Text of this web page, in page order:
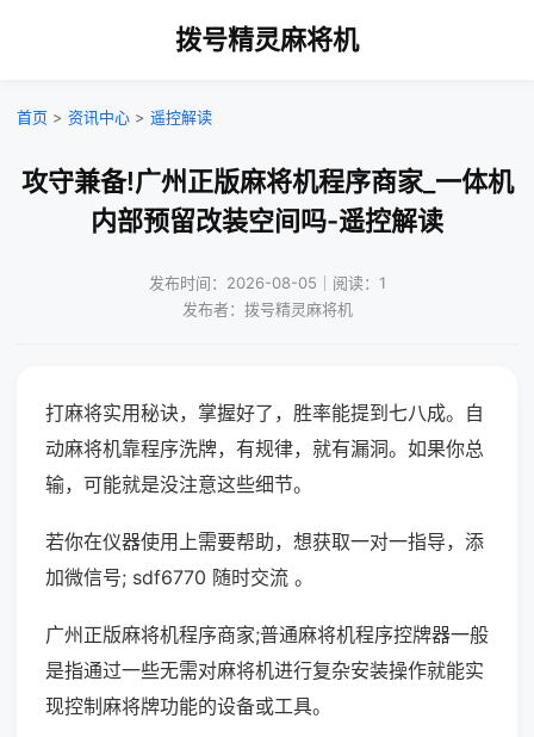
拨号精灵麻将机
首页 > 资讯中心 > 遥控解读
攻守兼备!广州正版麻将机程序商家_一体机
内部预留改装空间吗-遥控解读
发布时间：2026-08-05｜阅读：1
发布者：拨号精灵麻将机
打麻将实用秘诀，掌握好了，胜率能提到七八成。自
动麻将机靠程序洗牌，有规律，就有漏洞。如果你总
输，可能就是没注意这些细节。
若你在仪器使用上需要帮助，想获取一对一指导，添
加微信号; sdf6770 随时交流 。
广州正版麻将机程序商家;普通麻将机程序控牌器一般
是指通过一些无需对麻将机进行复杂安装操作就能实
现控制麻将牌功能的设备或工具。